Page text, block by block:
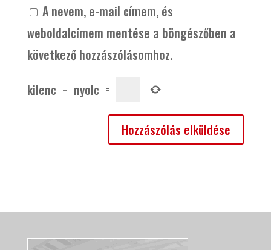
A nevem, e-mail címem, és
weboldalcímem mentése a böngészőben a
következő hozzászólásomhoz.
kilenc − nyolc =